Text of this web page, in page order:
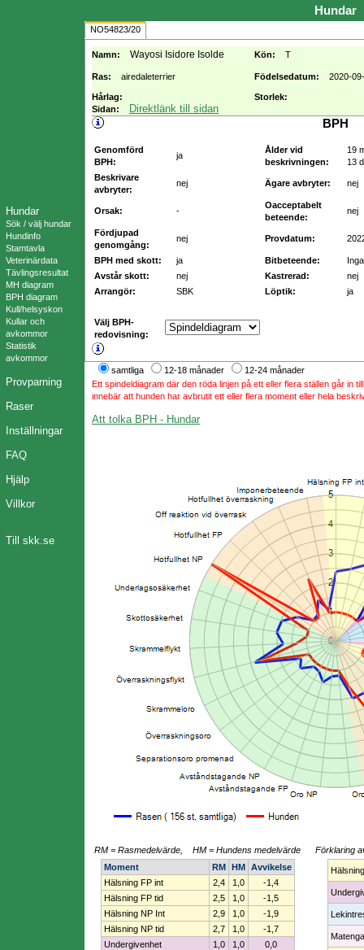
Hundar
Sök / välj hundar
Hundinfo
Stamtavla
Veterinärdata
Tävlingsresultat
MH diagram
BPH diagram
Kull/helsyskon
Kullar och
avkommor
Statistik
avkommor
Provparning
Raser
Inställningar
FAQ
Hjälp
Villkor
Till skk.se
Hundar
NO54823/20
Namn: Wayosi Isidore Isolde Kön: T
Ras: airedaleterrier Födelsedatum: 2020-
Hårlag:
Storlek:
Sidan:
Direktlänk till sidan
BPH
Genomförd
BPH:
ja
Ålder vid
beskrivningen:
19
13
Beskrivare
avbryter:
nej Ägare avbryter: nej
Orsak: -
Oacceptabelt
beteende:
nej
Fördjupad
genomgång:
nej Provdatum:
BPH med skott: ja Bitbeteende:
Avstår skott:
nej Kastrerad:
nej
Arrangör:
SBK Löptik: ja
Välj BPH-
redovisning:
samtliga 12-18 månader
12-24 månader
Ett spindeldiagram där den röda linjen på ett eller flera ställen går in
innebär att hunden har avbrutit ett eller flera moment eller hela
Att tolka BPH - Hundar
RM = Rasmedelvärde, HM = Hundens medelvärde
Moment
RM HM
Avvikelse
Hälsning FP int
2,4 1,0
-1,4
Hälsning FP tid
2,5 1,0
-1,5
Hälsning NP Int
2,9 1,0
-1,9
Hälsning NP tid
2,7 1,0
-1,7
Undergivenhet
1,0 1,0
0,0
Förklaring
Hälsning